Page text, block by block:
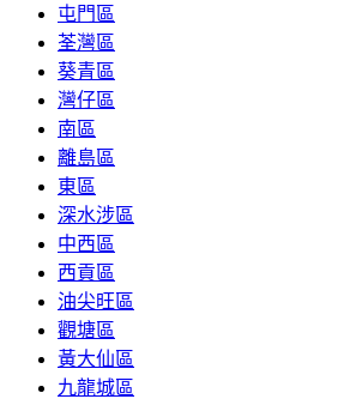
屯門區
荃灣區
葵青區
灣仔區
南區
離島區
東區
深水涉區
中西區
西貢區
油尖旺區
觀塘區
黃大仙區
九龍城區